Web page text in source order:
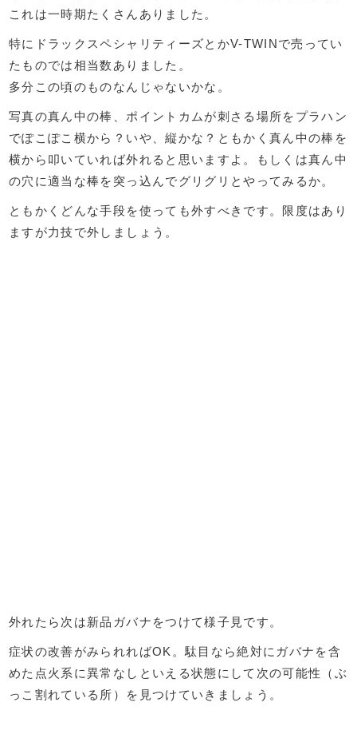
これは一時期たくさんありました。
特にドラックスペシャリティーズとかV-TWINで売ってい
たものでは相当数ありました。
多分この頃のものなんじゃないかな。
写真の真ん中の棒、ポイントカムが刺さる場所をプラハン
でぽこぽこ横から？いや、縦かな？ともかく真ん中の棒を
横から叩いていれば外れると思いますよ。もしくは真ん中
の穴に適当な棒を突っ込んでグリグリとやってみるか。
ともかくどんな手段を使っても外すべきです。限度はあり
ますが力技で外しましょう。
外れたら次は新品ガバナをつけて様子見です。
症状の改善がみられればOK。駄目なら絶対にガバナを含
めた点火系に異常なしといえる状態にして次の可能性（ぶ
っこ割れている所）を見つけていきましょう。